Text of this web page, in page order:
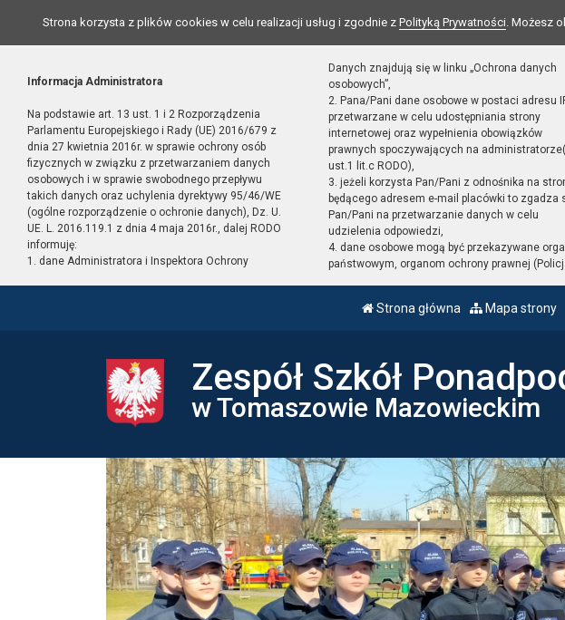
Strona korzysta z plików cookies w celu realizacji usług i zgodnie z Polityką Prywatności. Możesz
Informacja Administratora
Na podstawie art. 13 ust. 1 i 2 Rozporządzenia
Parlamentu Europejskiego i Rady (UE) 2016/679 z
dnia 27 kwietnia 2016r. w sprawie ochrony osób
fizycznych w związku z przetwarzaniem danych
osobowych i w sprawie swobodnego przepływu
takich danych oraz uchylenia dyrektywy 95/46/WE
(ogólne rozporządzenie o ochronie danych), Dz. U.
UE. L. 2016.119.1 z dnia 4 maja 2016r., dalej RODO
informuję:
1. dane Administratora i Inspektora Ochrony
Danych znajdują się w linku „Ochrona danych
osobowych”,
2. Pana/Pani dane osobowe w postaci adresu
przetwarzane w celu udostępniania strony
internetowej oraz wypełnienia obowiązków
prawnych spoczywających na
ust.1 lit.c RODO),
3. jeżeli korzysta Pan/Pani z odnośnika na
będącego adresem e-mail placówki to zgadza
Pan/Pani na przetwarzanie danych w celu
udzielenia odpowiedzi,
4. dane osobowe mogą być przekazywane
państwowym, organom ochrony prawnej
Strona główna Mapa strony
Zespół Szkół
w Tomaszowie Mazowieckim